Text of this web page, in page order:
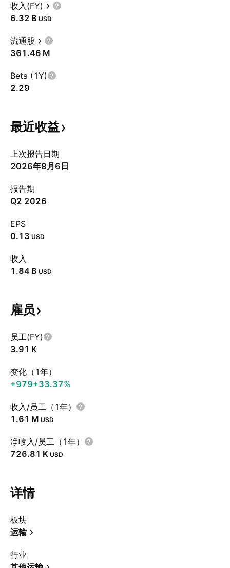
收入(FY)
‪6.32 B‬ USD
流通股
‪361.46 M‬
Beta (1Y)
2.29
最近收益
上次报告日期
2026年8月6日
报告期
Q2 2026
EPS
0.13 USD
收入
‪1.84 B‬ USD
雇员
员工(FY)
‪3.91 K‬
变化（1年）
+979+33.37%
收入/员工（1年）
‪1.61 M‬ USD
净收入/员工（1年）
‪726.81 K‬ USD
详情
板块
运输
行业